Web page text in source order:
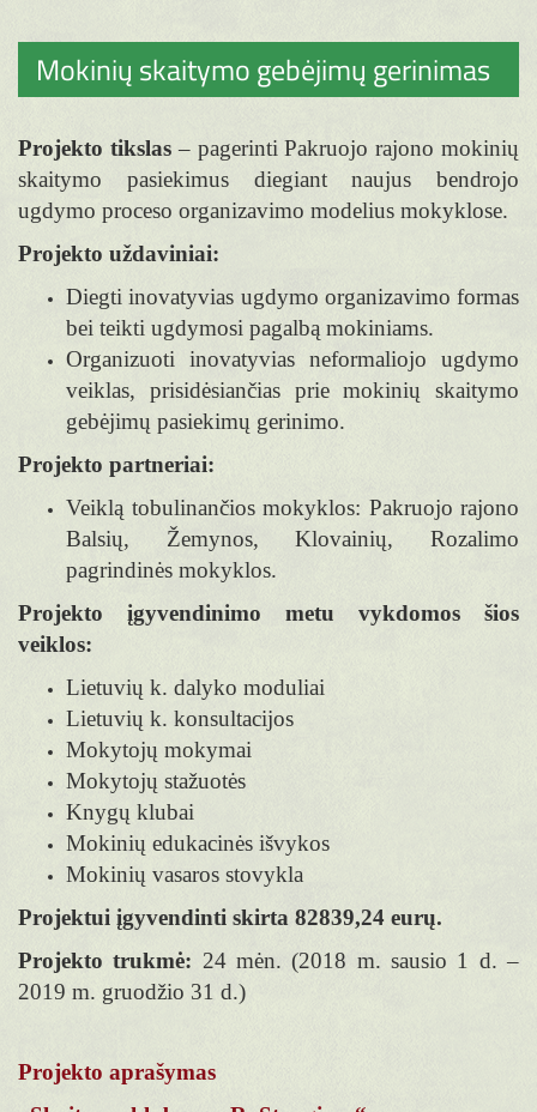
Mokinių skaitymo gebėjimų gerinimas
Projekto tikslas– pagerinti Pakruojo rajono mokinių
skaitymo pasiekimus diegiant naujus bendrojo
ugdymo proceso organizavimo modelius mokyklose.
Projekto uždaviniai:
Diegti inovatyvias ugdymo organizavimo formas
bei teikti ugdymosi pagalbą mokiniams.
Organizuoti inovatyvias neformaliojo ugdymo
veiklas, prisidėsiančias prie mokinių skaitymo
gebėjimų pasiekimų gerinimo.
Projekto partneriai:
Veiklą tobulinančios mokyklos: Pakruojo rajono
Balsių, Žemynos, Klovainių, Rozalimo
pagrindinės mokyklos.
Projekto įgyvendinimo metu vykdomos šios
veiklos:
Lietuvių k. dalyko moduliai
Lietuvių k. konsultacijos
Mokytojų mokymai
Mokytojų stažuotės
Knygų klubai
Mokinių edukacinės išvykos
Mokinių vasaros stovykla
Projektui įgyvendinti skirta 82839,24 eurų.
Projekto trukmė: 24 mėn. (2018 m. sausio 1 d. –
2019 m. gruodžio 31 d.)
Projekto aprašymas